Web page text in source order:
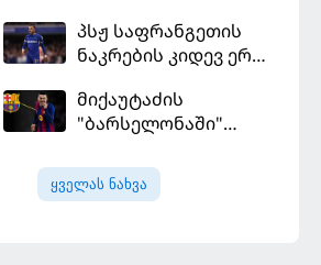
ჩააბარეს
პსჟ საფრანგეთის
ნაკრების კიდევ ერთი
დამატებას გეგმავს
მიქაუტაძის
"ბარსელონაში"
უფრო რეალური
ხდება - რაზე ესაუბრა
ყველას ნახვა